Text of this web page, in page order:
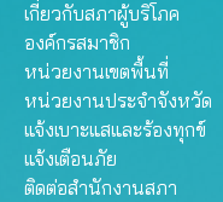
เกี่ยวกับสภาผู้บริโภค
องค์กรสมาชิก
หน่วยงานเขตพื้นที่
หน่วยงานประจำจังหวัด
แจ้งเบาะแสและร้องทุกข์
แจ้งเตือนภัย
ติดต่อสำนักงานสภา